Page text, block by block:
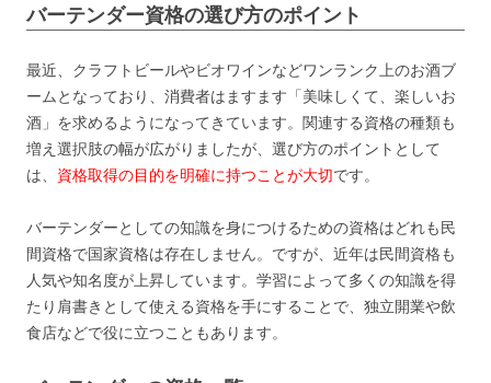
バーテンダー資格の選び方のポイント
最近、クラフトビールやビオワインなどワンランク上のお酒ブ
ームとなっており、消費者はますます「美味しくて、楽しいお
酒」を求めるようになってきています。関連する資格の種類も
増え選択肢の幅が広がりましたが、選び方のポイントとして
は、 資格取得の目的を明確に持つことが大切です。
バーテンダーとしての知識を身につけるための資格はどれも民
間資格で国家資格は存在しません。ですが、近年は民間資格も
人気や知名度が上昇しています。学習によって多くの知識を得
たり肩書きとして使える資格を手にすることで、独立開業や飲
食店などで役に立つこともあります。